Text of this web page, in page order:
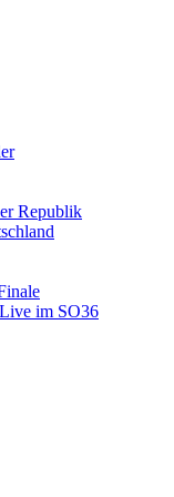
Republik
im SO36